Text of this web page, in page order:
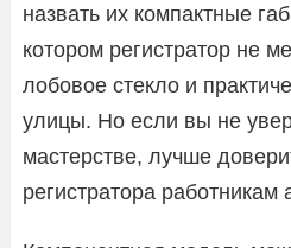
назвать их компактные
котором регистратор не
лобовое стекло и
улицы. Но если вы не
мастерстве, лучше
регистратора работникам